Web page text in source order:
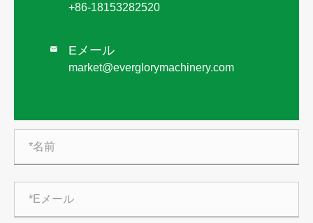
+86-18153282520
 Eメール
market@everglorymachinery.com